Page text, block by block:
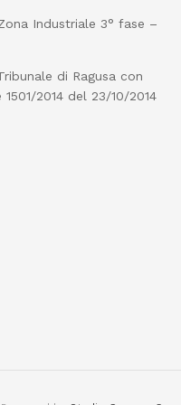
Industriale 3° fase –
di Ragusa con
2014 del 23/10/2014